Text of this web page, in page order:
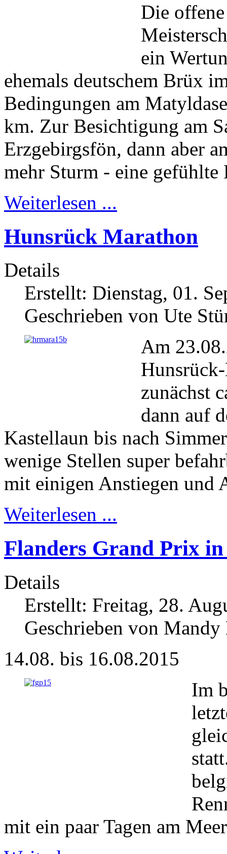
Die
ein
ehemals deutschem Brüx
Bedingungen am
km. Zur Besichtigung am
Erzgebirgsfön, dann aber
mehr Sturm - eine gefühlte
Weiterlesen ...
Hunsrück Marathon
Details
Erstellt: Dienstag, 01.
Geschrieben von Ute
Am
zunächst
dann auf
Kastellaun bis nach
wenige Stellen super
mit einigen Anstiegen und
Weiterlesen ...
Flanders Grand Prix
Details
Erstellt: Freitag, 28.
Geschrieben von Mandy
14.08. bis 16.08.2015
Im
mit ein paar Tagen am